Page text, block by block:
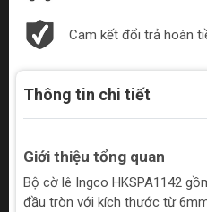
Cam kết đổi trả hoàn
Thông tin chi tiết
Giới thiệu tổng quan
Bộ cờ lê Ingco HKSPA1142
đầu tròn với kích thước từ